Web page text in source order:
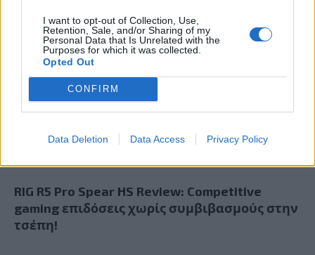
I want to opt-out of Collection, Use,
Retention, Sale, and/or Sharing of my
Personal Data that Is Unrelated with the
Purposes for which it was collected.
Opted Out
CONFIRM
Data Deletion Data Access Privacy Policy
RIG R5 Pro Spear HS Review: Competitive
gaming επιδόσεις χωρίς συμβιβασμούς στην
τσέπη!